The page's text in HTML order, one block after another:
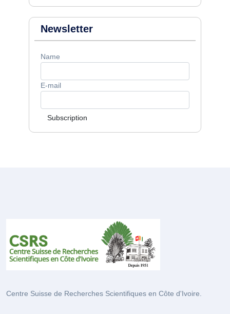
Newsletter
Name
E-mail
Subscription
Centre Suisse de Recherches Scientifiques en Côte d'Ivoire.